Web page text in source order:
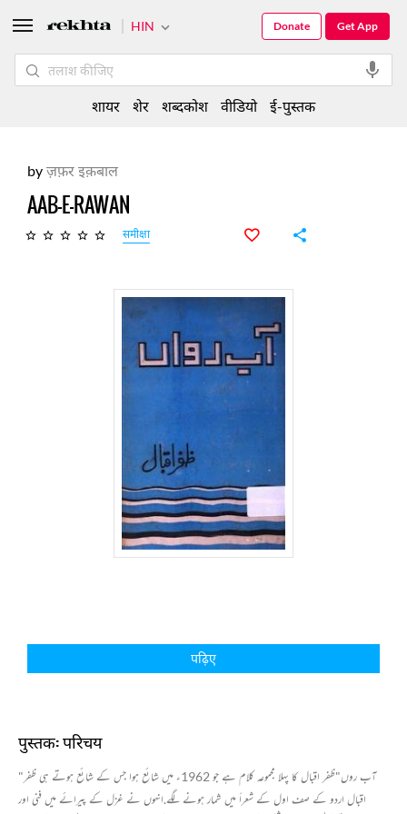
byज़फ़र इक़बाल
AAB-E-RAWAN
समीक्षा
पढ़िए
पुस्तक: परिचय
"آب روں"ظفر اقبال کا پہلا مجموعہ کلام ہے جو 1962ء میں شائع ہوا جس کے شائع ہوتے ہی ظفر
اقبال اردو کے صف اول کے شعرأ میں شمار ہونے لگے.انہوں نے غزل کے پیرائے میں فنی اور
HIN Get App
Donate
शायर शेर शब्दकोश वीडियो ई-पुस्तक